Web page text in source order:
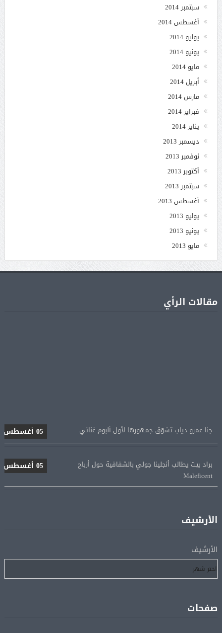
سبتمبر 2014
أغسطس 2014
يوليو 2014
يونيو 2014
مايو 2014
أبريل 2014
مارس 2014
فبراير 2014
يناير 2014
ديسمبر 2013
نوفمبر 2013
أكتوبر 2013
سبتمبر 2013
أغسطس 2013
يوليو 2013
يونيو 2013
مايو 2013
مقالات الرأي
Maleficent
لإتمام انتقاله إلى طرابزون سبور
05 أغسطس
رسميًا.. انطلاق الدورى الممتاز 21 أغسطس.. وقمة الزمالك
الأرشيف
الأرشيف
صفحات